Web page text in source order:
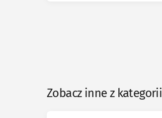
Zobacz inne z kategorii